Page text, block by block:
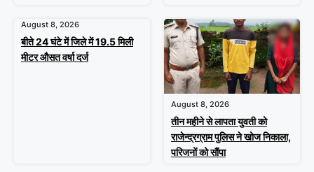
August 8, 2026
बीते 24 घंटे में जिले में 19.5 मिली
मीटर औसत वर्षा दर्ज
August 8, 2026
तीन महीने से लापता युवती को
राजेन्द्रग्राम पुलिस ने खोज निकाला,
परिजनों को सौंपा